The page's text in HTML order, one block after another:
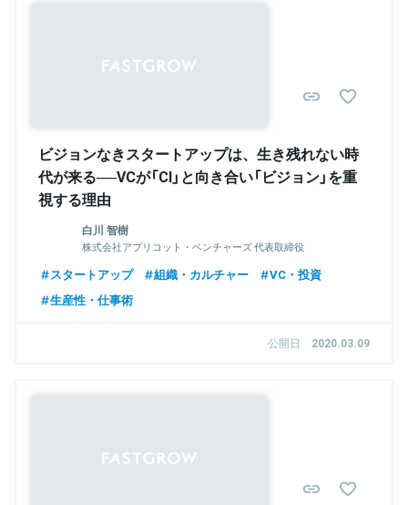
ビジョンなきスタートアップは、生き残れない時
代が来る──VCが「CI」と向き合い「ビジョン」を重
視する理由
白川 智樹
株式会社アプリコット・ベンチャーズ 代表取締役
スタートアップ 組織・カルチャー
VC・投資
生産性・仕事術
公開日 2020.03.09